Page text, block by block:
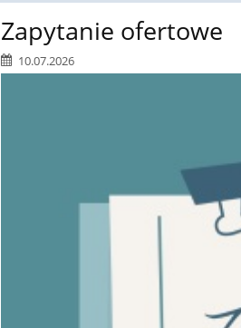
Aktualności
Zapytanie ofertowe
10.07.2026